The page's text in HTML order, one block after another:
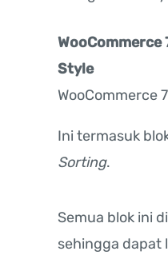
Style
WooCommerce
Ini termasuk
Sorting.
Semua blok ini
sehingga dapat